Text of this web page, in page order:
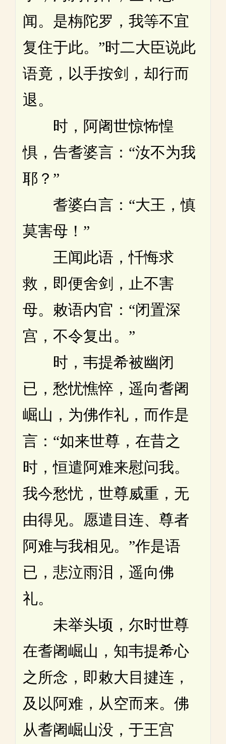
闻。是栴陀罗，我等不宜
复住于此。”时二大臣说此
语竟，以手按剑，却行而
退。
时，阿阇世惊怖惶
惧，告耆婆言：“汝不为我
耶？”
耆婆白言：“大王，慎
莫害母！”
王闻此语，忏悔求
救，即便舍剑，止不害
母。敕语内官：“闭置深
宫，不令复出。”
时，韦提希被幽闭
已，愁忧憔悴，遥向耆阇
崛山，为佛作礼，而作是
言：“如来世尊，在昔之
时，恒遣阿难来慰问我。
我今愁忧，世尊威重，无
由得见。愿遣目连、尊者
阿难与我相见。”作是语
已，悲泣雨泪，遥向佛
礼。
未举头顷，尔时世尊
在耆阇崛山，知韦提希心
之所念，即敕大目揵连，
及以阿难，从空而来。佛
从耆阇崛山没，于王宫